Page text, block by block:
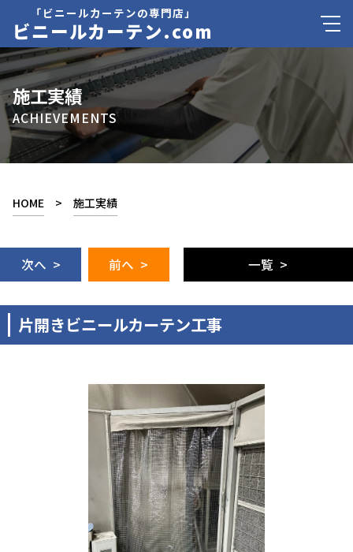
「ビニールカーテンの専門店」
ビニールカーテン.com
施工実績
ACHIEVEMENTS
HOME > 施工実績
次へ > 前へ > 一覧 >
片開きビニールカーテン工事